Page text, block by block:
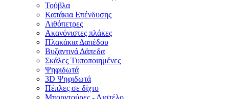
Τούβλα
Καπάκια Επένδυσης
Λιθόπετρες
Ακανόνιστες πλάκες
Πλακάκια Δαπέδου
Βυζαντινά Δάπεδα
Σκάλες Τυποποιημένες
Ψηφιδωτά
3D Ψηφιδωτά
Πέπλες σε δίχτυ
Μπορντούρες - Λιστέλο